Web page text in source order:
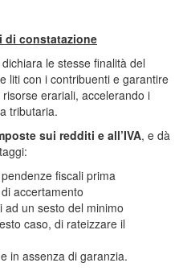
di constatazione
le stesse finalità del
liti con i contribuenti e garantire
erariali, accelerando i
tributaria.
sui redditi e all’IVA, e dà
fiscali prima
di accertamento
ad un sesto del minimo
caso, di rateizzare il
in assenza di garanzia.